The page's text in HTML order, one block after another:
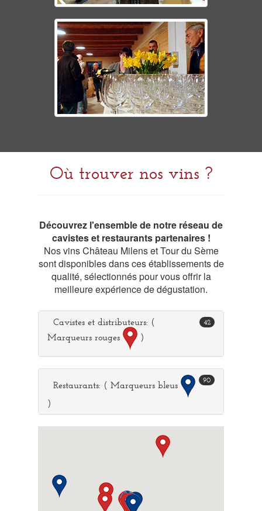
Où trouver nos vins ?
Découvrez l'ensemble de notre réseau de
cavistes et restaurants partenaires !
Nos vins Château Milens et Tour du Sème
sont disponibles dans ces établissements de
qualité, sélectionnés pour vous offrir la
meilleure expérience de dégustation.
42
Cavistes et distributeurs: (
Marqueurs rouges
)
90
Restaurants: ( Marqueurs bleus
)